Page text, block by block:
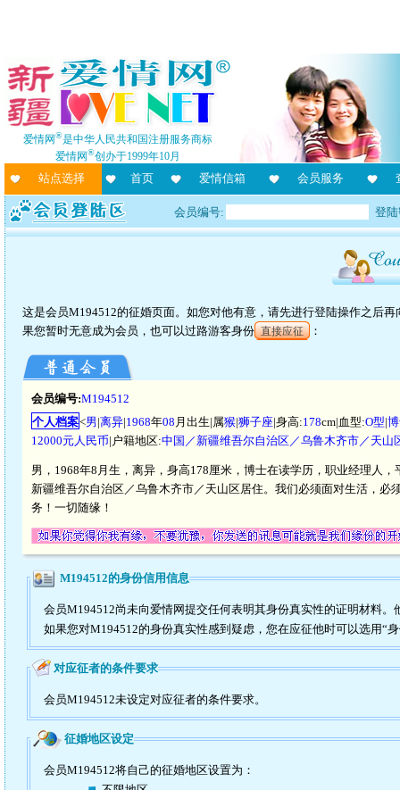
爱情网®是中华人民共和国注册服务商标
爱情网®创办于1999年10月
站点选择 首页 爱情信箱 会员服务
会员编号: 登
这是会员M194512的征婚页面。如您对他有意，请先进行登陆操作之后
果您暂时无意成为会员，也可以过路游客身份 直接应征 ：
会员编号:M194512
个人档案<男|离异|1968年08 月出生|属猴|狮子座|身高:178cm|血型:O型|
12000元人民币|户籍地区:中国／新疆维吾尔自治区／乌鲁木齐市／天山
男，1968年8月生，离异，身高178厘米，博士在读学历，职业经理人
新疆维吾尔自治区／乌鲁木齐市／天山区居住。我们必须面对生活，
务！一切随缘！
M194512的身份信用信息
会员M194512尚未向爱情网提交任何表明其身份真实性的证明材料。
如果您对M194512的身份真实性感到疑虑，您在应征他时可以选用“
对应征者的条件要求
会员M194512未设定对应征者的条件要求。
征婚地区设定
会员M194512将自己的征婚地区设置为：